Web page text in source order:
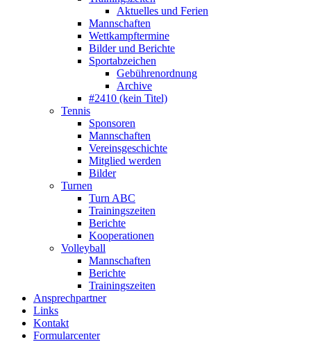
Aktuelles und Ferien
Mannschaften
Wettkampftermine
Bilder und Berichte
Sportabzeichen
Gebührenordnung
Archive
#2410 (kein Titel)
Tennis
Sponsoren
Mannschaften
Vereinsgeschichte
Mitglied werden
Bilder
Turnen
Turn ABC
Trainingszeiten
Berichte
Kooperationen
Volleyball
Mannschaften
Berichte
Trainingszeiten
Ansprechpartner
Links
Kontakt
Formularcenter